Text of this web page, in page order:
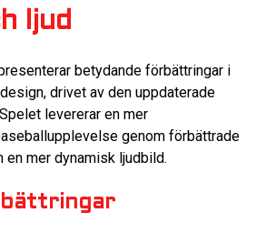
ljud
betydande förbättringar i
drivet av den uppdaterade
levererar en mer
genom förbättrade
en mer dynamisk ljudbild.